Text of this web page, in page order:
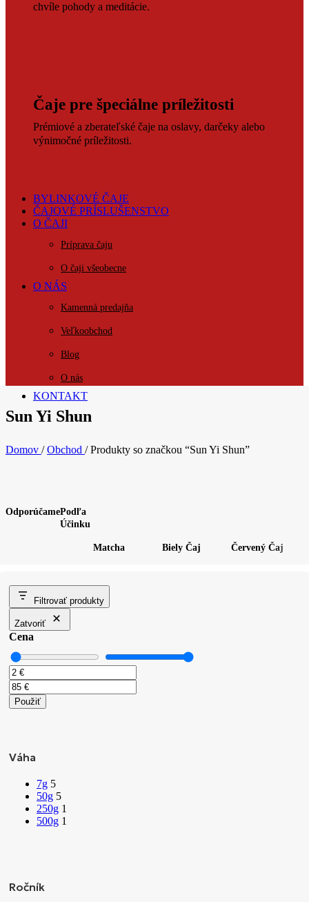
chvíle pohody a meditácie.
Čaje pre špeciálne príležitosti
Prémiové a zberateľské čaje na oslavy, darčeky alebo
výnimočné príležitosti.
BYLINKOVÉ ČAJE
ČAJOVÉ PRÍSLUŠENSTVO
O ČAJI
Príprava čaju
O čaji všeobecne
O NÁS
Kamenná predajňa
Veľkoobchod
Blog
O nás
KONTAKT
Sun Yi Shun
Domov / Obchod / Produkty so značkou “Sun Yi Shun”
OdporúčamePodľa
Účinku
Matcha Biely Čaj Červený Čaj
Filtrovať produkty
Zatvoriť
Cena
Použiť
Váha
7g 5
50g 5
250g 1
500g 1
Ročník